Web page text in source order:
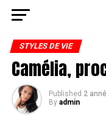
STYLES DE VIE
Camélia,
Published 2
By admin